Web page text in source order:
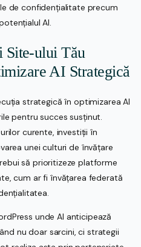
de confidențialitate precum
AI.
Site-ului Tău
AI Strategică
strategică în optimizarea AI
pentru succes susținut.
curente, investiții în
unei culturi de învățare
să prioritizeze platforme
cum ar fi învățarea federată
unde AI anticipează
nu doar sarcini, ci strategii